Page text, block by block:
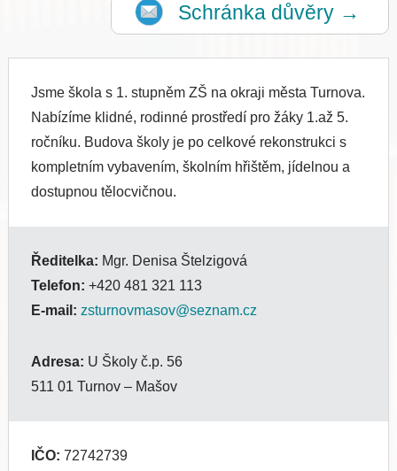
Schránka důvěry →
Jsme škola s 1. stupněm ZŠ na okraji města Turnova.
Nabízíme klidné, rodinné prostředí pro žáky 1.až 5.
ročníku. Budova školy je po celkové rekonstrukci s
kompletním vybavením, školním hřištěm, jídelnou a
dostupnou tělocvičnou.
Ředitelka: Mgr. Denisa Štelzigová
Telefon: +420 481 321 113
E-mail: zsturnovmasov@seznam.cz
Adresa: U Školy č.p. 56
511 01 Turnov – Mašov
IČO: 72742739